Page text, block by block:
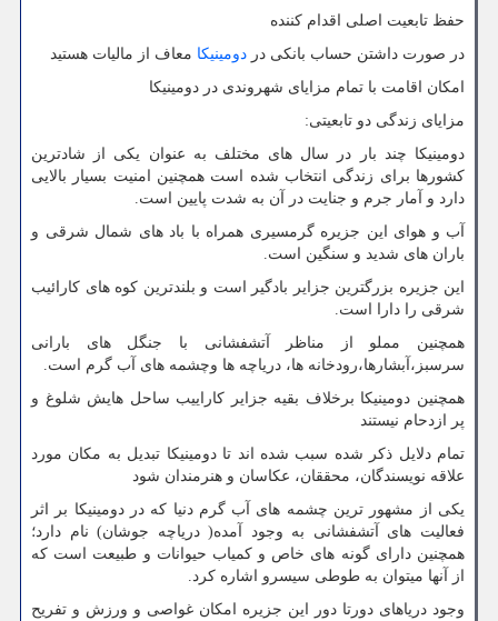
حفظ تابعیت اصلی اقدام کننده
در صورت داشتن حساب بانکی در دومینیکا معاف از مالیات هستید
امکان اقامت با تمام مزایای شهروندی در دومینیکا
مزایای زندگی دو تابعیتی:
دومینیکا چند بار در سال های مختلف به عنوان یکی از شادترین
کشورها برای زندگی انتخاب شده است همچنین امنیت بسیار بالایی
دارد و آمار جرم و جنایت در آن به شدت پایین است.
آب و هوای این جزیره گرمسیری همراه با باد های شمال شرقی و
باران های شدید و سنگین است.
این جزیره بزرگترین جزایر بادگیر است و بلندترین کوه های کارائیب
شرقی را دارا است.
همچنین مملو از مناظر آتشفشانی با جنگل های بارانی
سرسبز،آبشارها،رودخانه ها، دریاچه ها وچشمه های آب گرم است.
همچنین دومینیکا برخلاف بقیه جزایر کاراییب ساحل هایش شلوغ و
پر ازدحام نیستند
تمام دلایل ذکر شده سبب شده اند تا دومینیکا تبدیل به مکان مورد
علاقه نویسندگان، محققان، عکاسان و هنرمندان شود
یکی از مشهور ترین چشمه های آب گرم دنیا که در دومینیکا بر اثر
فعالیت های آتشفشانی به وجود آمده( دریاچه جوشان) نام دارد؛
همچنین دارای گونه های خاص و کمیاب حیوانات و طبیعت است که
از آنها میتوان به طوطی سیسرو اشاره کرد.
وجود دریاهای دورتا دور این جزیره امکان غواصی و ورزش و تفریح